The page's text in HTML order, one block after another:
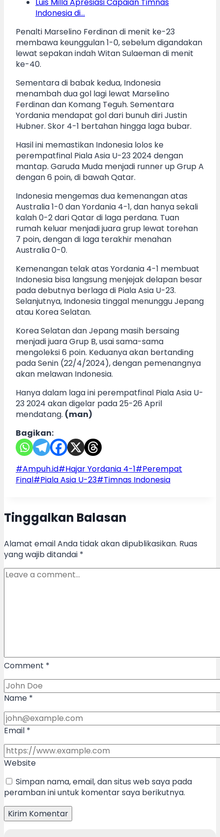
Indonesia di…
Penalti Marselino Ferdinan di menit ke-23
membawa keunggulan 1-0, sebelum digandakan
lewat sepakan indah Witan Sulaeman di menit
ke-40.
Sementara di babak kedua, Indonesia
menambah dua gol lagi lewat Marselino
Ferdinan dan Komang Teguh. Sementara
Yordania mendapat gol dari bunuh diri Justin
Hubner. Skor 4-1 bertahan hingga laga bubar.
Hasil ini memastikan Indonesia lolos ke
perempatfinal Piala Asia U-23 2024 dengan
mantap. Garuda Muda menjadi runner up Grup A
dengan 6 poin, di bawah Qatar.
Indonesia mengemas dua kemenangan atas
Australia 1-0 dan Yordania 4-1, dan hanya sekali
kalah 0-2 dari Qatar di laga perdana. Tuan
rumah keluar menjadi juara grup lewat torehan
7 poin, dengan di laga terakhir menahan
Australia 0-0.
Kemenangan telak atas Yordania 4-1 membuat
Indonesia bisa langsung menjejak delapan besar
pada debutnya berlaga di Piala Asia U-23.
Selanjutnya, Indonesia tinggal menunggu Jepang
atau Korea Selatan.
Korea Selatan dan Jepang masih bersaing
menjadi juara Grup B, usai sama-sama
mengoleksi 6 poin. Keduanya akan bertanding
pada Senin (22/4/2024), dengan pemenangnya
akan melawan Indonesia.
Hanya dalam laga ini perempatfinal Piala Asia U-
23 2024 akan digelar pada 25-26 April
mendatang. (man)
Bagikan:
Post
Tags:
#Ampuh.id#Hajar Yordania 4-1#Perempat
Final#Piala Asia U-23#Timnas Indonesia
Tinggalkan Balasan
Alamat email Anda tidak akan dipublikasikan. Ruas
yang wajib ditandai *
Comment *
Name *
Email *
Website
Simpan nama, email, dan situs web saya pada
peramban ini untuk komentar saya berikutnya.